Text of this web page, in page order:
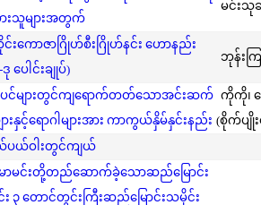
းသူများအတွက်
မင်းသုခ
ကောဇာဂြိုဟ်စီးဂြိုဟ်နင်း ဟောနည်း
ပေါင်းချုပ်)
ဘုန်းက
င်များတွင်ကျရောက်တတ်သောအင်းဆက်
ားနှင့်ရောဂါများအား ကာကွယ်နှိမ်နှင်းနည်း
ကိုကို၊
(စိုက်ပျိုး
ပယ်ဝါးတွင်ကျယ်
မာမင်းတို့တည်ဆောက်ခဲ့သောဆည်မြောင်း
း ၃ တောင်တွင်းကြီးဆည်မြောင်းသမိုင်း